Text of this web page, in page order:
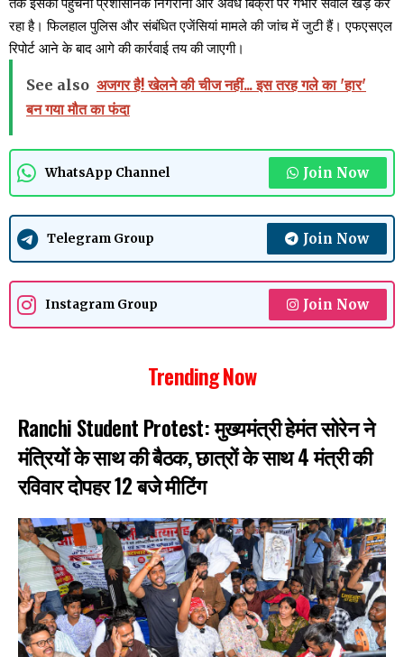
तक इसका पहुंचना प्रशासनिक निगरानी और अवैध बिक्री पर गंभीर सवाल खड़े कर
रहा है। फिलहाल पुलिस और संबंधित एजेंसियां मामले की जांच में जुटी हैं। एफएसएल
रिपोर्ट आने के बाद आगे की कार्रवाई तय की जाएगी।
See also अजगर है! खेलने की चीज नहीं... इस तरह गले का 'हार'
बन गया मौत का फंदा
WhatsApp Channel Join Now
Telegram Group Join Now
Instagram Group Join Now
Trending Now
Ranchi Student Protest: मुख्यमंत्री हेमंत सोरेन ने
मंत्रियों के साथ की बैठक, छात्रों के साथ 4 मंत्री की
रविवार दोपहर 12 बजे मीटिंग